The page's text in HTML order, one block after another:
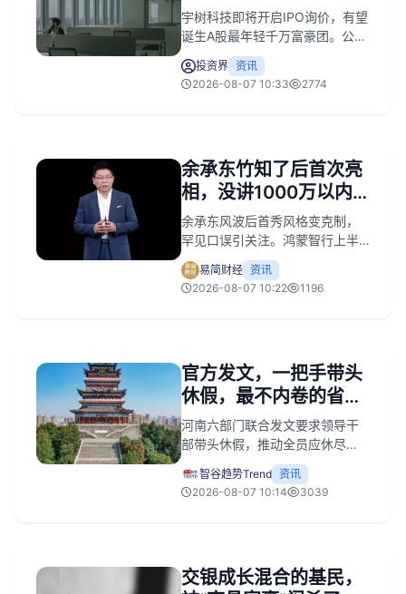
宇树科技即将开启IPO询价，有望
诞生A股最年轻千万富豪团。公司
2025年营收近17亿且连续盈利，
此次上市不仅将确立具身智能估
值锚点，更将加速行业洗牌。
投资界 资讯
2026-08-07 10:33
2774
余承东竹知了后首次亮
相，没讲1000万以内
和遥遥领先
余承东风波后首秀风格变克制，
罕见口误引关注。鸿蒙智行上半
年逆势增长但距百万目标差距
大，销量高度依赖问界，其余四
界亟待发力。
易简财经 资讯
2026-08-07 10:22
1196
官方发文，一把手带头
休假，最不内卷的省掀
桌子了
河南六部门联合发文要求领导干
部带头休假，推动全员应休尽
休。此举旨在摒弃错误职场文
化，保障劳动者权益，通过释放
休息时间激活消费潜力。
智谷趋势Trend 资讯
2026-08-07 10:14
3039
交银成长混合的基民，